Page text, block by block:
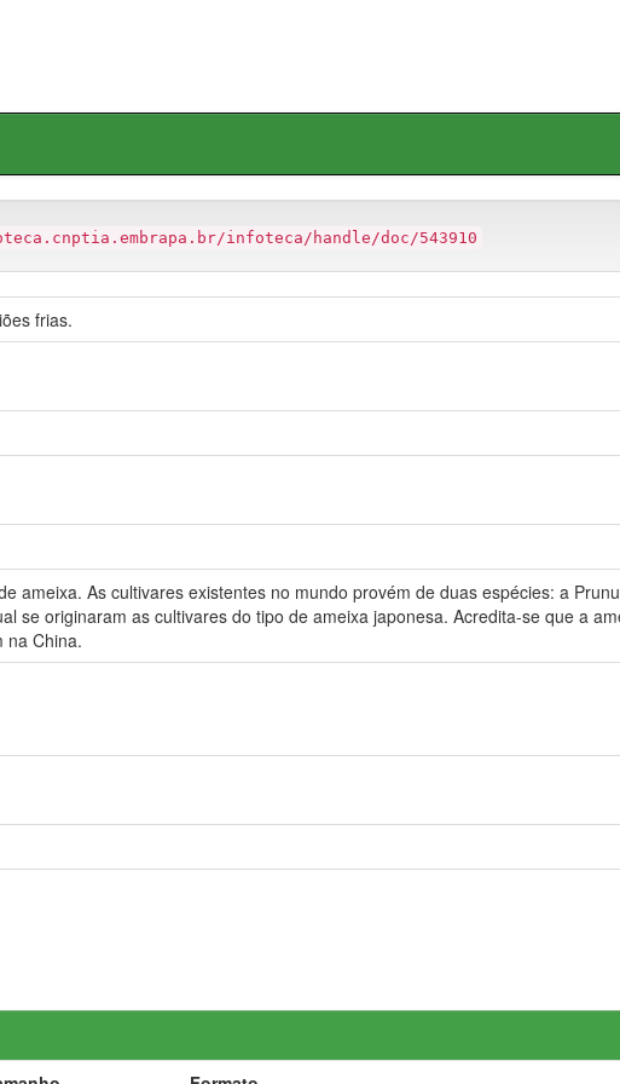
infoteca/handle/doc/543910
frias.
ameixa. As cultivares existentes no mundo provém de duas espécies: a
se originaram as cultivares do tipo de ameixa japonesa. Acredita-se que a
na China.